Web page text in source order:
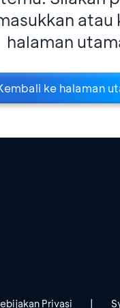
atau
halaman
ke halaman
Privasi